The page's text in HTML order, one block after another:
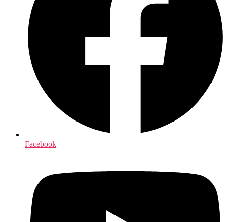
Facebook